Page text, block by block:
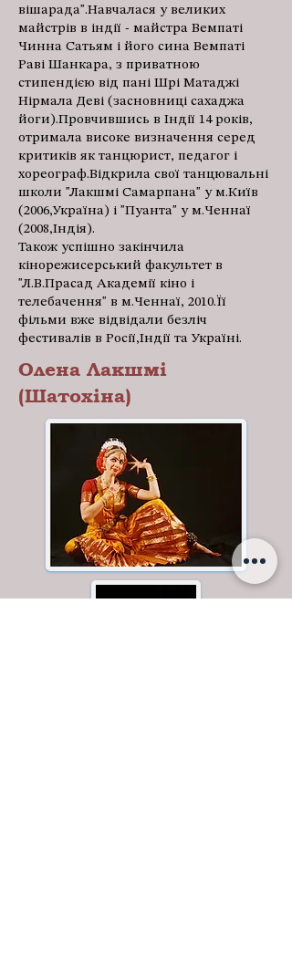
вішарада".Навчалася у великих
майстрів в індії - майстра Вемпаті
Чинна Сатьям і його сина Вемпаті
Раві Шанкара, з приватною
стипендією від пані Шрі Матаджі
Нірмала Деві (засновниці сахаджа
йоги).Провчившись в Індії 14 років,
отримала високе визначення серед
критиків як танцюрист, педагог і
хореограф.Відкрила свої танцювальні
школи "Лакшмі Самарпана" у м.Київ
(2006,Україна) і "Пуанта" у м.Ченнаї
(2008,Індія).
Також успішно закінчила
кінорежисерський факультет в
"Л.В.Прасад Академії кіно і
телебачення" в м.Ченнаї, 2010.Її
фільми вже відвідали безліч
фестивалів в Росії,Індії та Україні.
Олена Лакшмі
(Шатохіна)